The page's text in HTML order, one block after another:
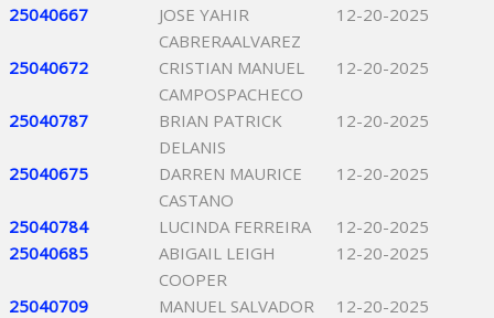
25040667
JOSE YAHIR
CABRERAALVAREZ
12-20-2025
25040672
CRISTIAN MANUEL
CAMPOSPACHECO
12-20-2025
25040787
BRIAN PATRICK
DELANIS
12-20-2025
25040675
DARREN MAURICE
CASTANO
12-20-2025
25040784 LUCINDA FERREIRA
12-20-2025
25040685
ABIGAIL LEIGH
COOPER
12-20-2025
25040709
MANUEL SALVADOR
12-20-2025